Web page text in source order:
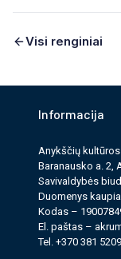
Visi renginiai
Informacija
Anykščių
Baranausko a. 2,
Savi­valdy­bės
Duomenys
Kodas –
El. paš­tas –
Tel. +370 381